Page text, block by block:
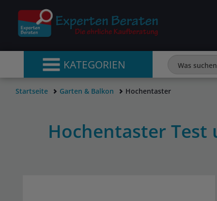
KATEGORIEN
Startseite Garten & Balkon Hochentaster
Hochentaster